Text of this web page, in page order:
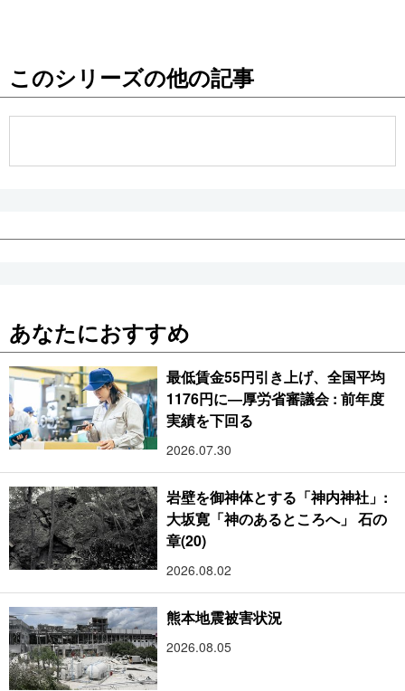
お知らせ
このシリーズの他の記事
あなたにおすすめ
最低賃金55円引き上げ、全国平均
1176円に―厚労省審議会 : 前年度
実績を下回る
2026.07.30
岩壁を御神体とする「神内神社」:
大坂寛「神のあるところへ」 石の
章(20)
2026.08.02
熊本地震被害状況
2026.08.05